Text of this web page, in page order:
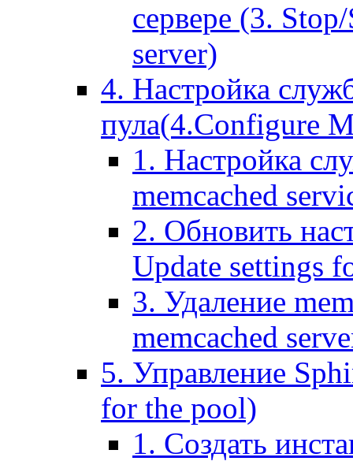
сервере (3.
server)
4. Настройка
пула(4.Configure
1. Настройка
memcached
2. Обновить
Update settings
3. Удаление
memcached
5. Управление
for the pool)
1. Создать